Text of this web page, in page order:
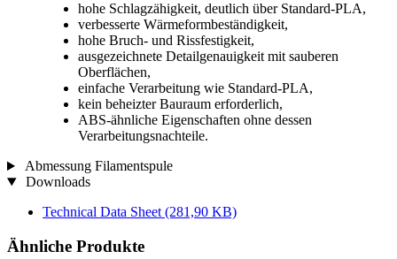
hohe Schlagzähigkeit, deutlich über Standard-PLA,
verbesserte Wärmeformbeständigkeit,
hohe Bruch- und Rissfestigkeit,
ausgezeichnete Detailgenauigkeit mit sauberen
Oberflächen,
einfache Verarbeitung wie Standard-PLA,
kein beheizter Bauraum erforderlich,
ABS-ähnliche Eigenschaften ohne dessen
Verarbeitungsnachteile.
Abmessung Filamentspule
Downloads
Technical Data Sheet (281,90 KB)
Ähnliche Produkte